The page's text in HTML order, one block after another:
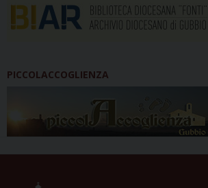
PICCOLACCOGLIENZA